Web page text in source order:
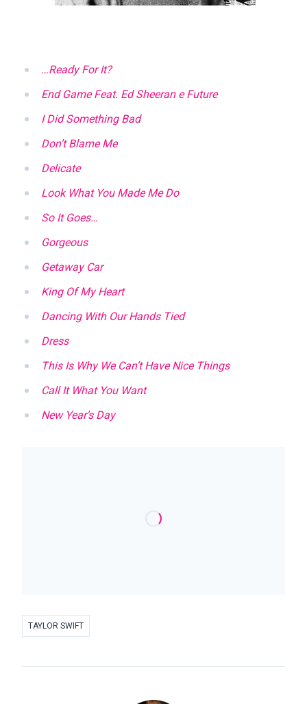
…Ready For It?
End Game Feat. Ed Sheeran e Future
I Did Something Bad
Don’t Blame Me
Delicate
Look What You Made Me Do
So It Goes…
Gorgeous
Getaway Car
King Of My Heart
Dancing With Our Hands Tied
Dress
This Is Why We Can’t Have Nice Things
Call It What You Want
New Year’s Day
TAYLOR SWIFT